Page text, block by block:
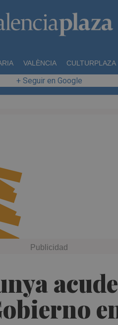
VALÈNCIA CULTURPLAZA
+ Seguir en Google